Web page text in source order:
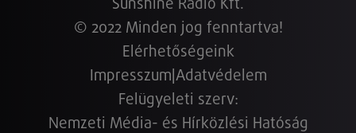
Sunshine Rádió Kft.
© 2022 Minden jog fenntartva!
Elérhetőségeink
Impresszum Adatvédelem
Felügyeleti szerv:
Nemzeti Média- és Hírközlési Hatóság